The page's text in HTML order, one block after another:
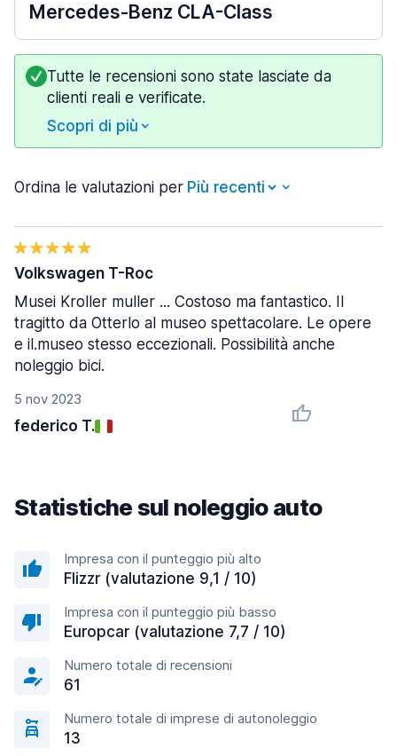
Mercedes-Benz CLA-Class
Tutte le recensioni sono state lasciate da
clienti reali e verificate.
Scopri di più
Ordina le valutazioni per
5 nov 2023
federico T.
Volkswagen T-Roc
Musei Kroller muller ... Costoso ma fantastico. Il
tragitto da Otterlo al museo spettacolare. Le opere
e il.museo stesso eccezionali. Possibilità anche
noleggio bici.
Statistiche sul noleggio auto
Impresa con il punteggio più alto
Flizzr (valutazione 9,1 / 10)
Impresa con il punteggio più basso
Europcar (valutazione 7,7 / 10)
Numero totale di recensioni
61
Numero totale di imprese di autonoleggio
13